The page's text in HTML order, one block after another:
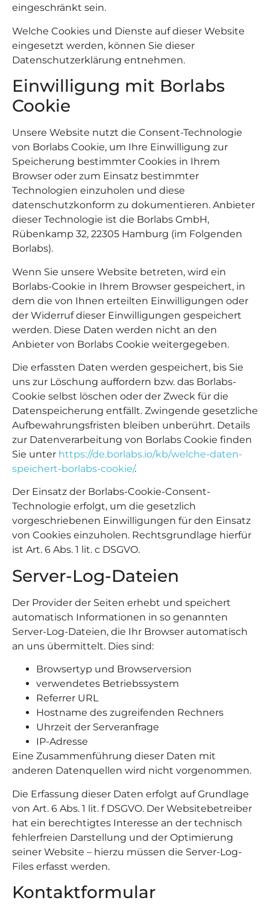
eingeschränkt sein.
Welche Cookies und Dienste auf dieser Website
eingesetzt werden, können Sie dieser
Datenschutzerklärung entnehmen.
Einwilligung mit Borlabs
Cookie
Unsere Website nutzt die Consent-Technologie
von Borlabs Cookie, um Ihre Einwilligung zur
Speicherung bestimmter Cookies in Ihrem
Browser oder zum Einsatz bestimmter
Technologien einzuholen und diese
datenschutzkonform zu dokumentieren. Anbieter
dieser Technologie ist die Borlabs GmbH,
Rübenkamp 32, 22305 Hamburg (im Folgenden
Borlabs).
Wenn Sie unsere Website betreten, wird ein
Borlabs-Cookie in Ihrem Browser gespeichert, in
dem die von Ihnen erteilten Einwilligungen oder
der Widerruf dieser Einwilligungen gespeichert
werden. Diese Daten werden nicht an den
Anbieter von Borlabs Cookie weitergegeben.
Die erfassten Daten werden gespeichert, bis Sie
uns zur Löschung auffordern bzw. das Borlabs-
Cookie selbst löschen oder der Zweck für die
Datenspeicherung entfällt. Zwingende gesetzliche
Aufbewahrungsfristen bleiben unberührt. Details
zur Datenverarbeitung von Borlabs Cookie finden
Sie unter https://de.borlabs.io/kb/welche-daten-
speichert-borlabs-cookie/.
Der Einsatz der Borlabs-Cookie-Consent-
Technologie erfolgt, um die gesetzlich
vorgeschriebenen Einwilligungen für den Einsatz
von Cookies einzuholen. Rechtsgrundlage hierfür
ist Art. 6 Abs. 1 lit. c DSGVO.
Server-Log-Dateien
Der Provider der Seiten erhebt und speichert
automatisch Informationen in so genannten
Server-Log-Dateien, die Ihr Browser automatisch
an uns übermittelt. Dies sind:
Browsertyp und Browserversion
verwendetes Betriebssystem
Referrer URL
Hostname des zugreifenden Rechners
Uhrzeit der Serveranfrage
IP-Adresse
Eine Zusammenführung dieser Daten mit
anderen Datenquellen wird nicht vorgenommen.
Die Erfassung dieser Daten erfolgt auf Grundlage
von Art. 6 Abs. 1 lit. f DSGVO. Der Websitebetreiber
hat ein berechtigtes Interesse an der technisch
fehlerfreien Darstellung und der Optimierung
seiner Website – hierzu müssen die Server-Log-
Files erfasst werden.
Kontaktformular